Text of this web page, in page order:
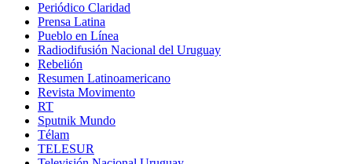
Periódico Claridad
Prensa Latina
Pueblo en Línea
Radiodifusión Nacional del Uruguay
Rebelión
Resumen Latinoamericano
Revista Movimento
RT
Sputnik Mundo
Télam
TELESUR